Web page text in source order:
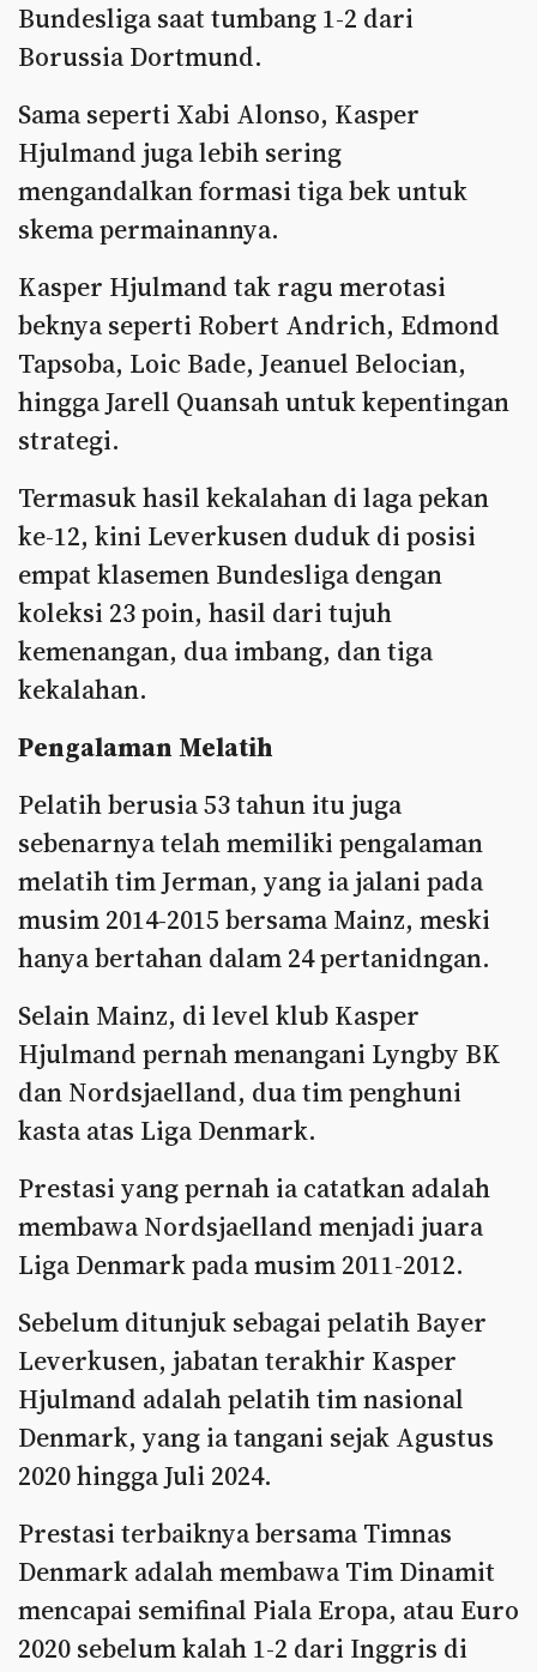
Bundesliga saat tumbang 1-2 dari
Borussia Dortmund.
Sama seperti Xabi Alonso, Kasper
Hjulmand juga lebih sering
mengandalkan formasi tiga bek untuk
skema permainannya.
Kasper Hjulmand tak ragu merotasi
beknya seperti Robert Andrich, Edmond
Tapsoba, Loic Bade, Jeanuel Belocian,
hingga Jarell Quansah untuk kepentingan
strategi.
Termasuk hasil kekalahan di laga pekan
ke-12, kini Leverkusen duduk di posisi
empat klasemen Bundesliga dengan
koleksi 23 poin, hasil dari tujuh
kemenangan, dua imbang, dan tiga
kekalahan.
Pengalaman Melatih
Pelatih berusia 53 tahun itu juga
sebenarnya telah memiliki pengalaman
melatih tim Jerman, yang ia jalani pada
musim 2014-2015 bersama Mainz, meski
hanya bertahan dalam 24 pertanidngan.
Selain Mainz, di level klub Kasper
Hjulmand pernah menangani Lyngby BK
dan Nordsjaelland, dua tim penghuni
kasta atas Liga Denmark.
Prestasi yang pernah ia catatkan adalah
membawa Nordsjaelland menjadi juara
Liga Denmark pada musim 2011-2012.
Sebelum ditunjuk sebagai pelatih Bayer
Leverkusen, jabatan terakhir Kasper
Hjulmand adalah pelatih tim nasional
Denmark, yang ia tangani sejak Agustus
2020 hingga Juli 2024.
Prestasi terbaiknya bersama Timnas
Denmark adalah membawa Tim Dinamit
mencapai semifinal Piala Eropa, atau Euro
2020 sebelum kalah 1-2 dari Inggris di